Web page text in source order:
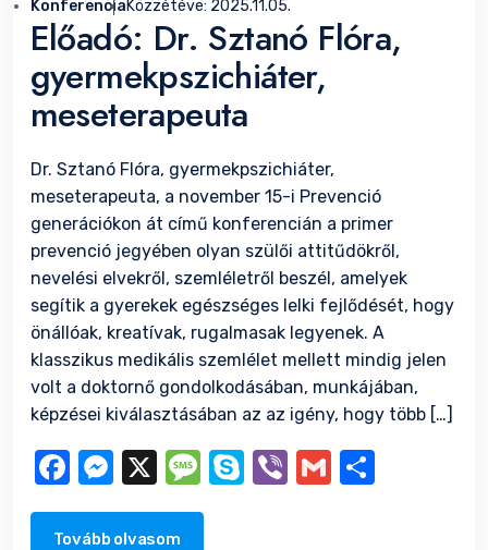
KonferenciaKözzétéve: 2025.11.05.
Előadó: Dr. Sztanó Flóra,
gyermekpszichiáter,
meseterapeuta
Dr. Sztanó Flóra, gyermekpszichiáter,
meseterapeuta, a november 15-i Prevenció
generációkon át című konferencián a primer
prevenció jegyében olyan szülői attitűdökről,
nevelési elvekről, szemléletről beszél, amelyek
segítik a gyerekek egészséges lelki fejlődését, hogy
önállóak, kreatívak, rugalmasak legyenek. A
klasszikus medikális szemlélet mellett mindig jelen
volt a doktornő gondolkodásában, munkájában,
képzései kiválasztásában az az igény, hogy több […]
Facebook
Messenger
X Message
Skype
ViberGmailOssza
Tovább olvasom